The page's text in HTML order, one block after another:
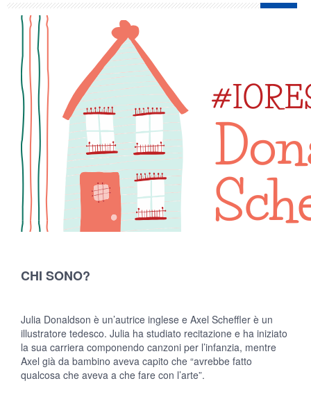
CHI SONO?
Julia Donaldson è un’autrice inglese e Axel Scheffler è un
illustratore tedesco. Julia ha studiato recitazione e ha iniziato
la sua carriera componendo canzoni per l’infanzia, mentre
Axel già da bambino aveva capito che “avrebbe fatto
qualcosa che aveva a che fare con l’arte”.